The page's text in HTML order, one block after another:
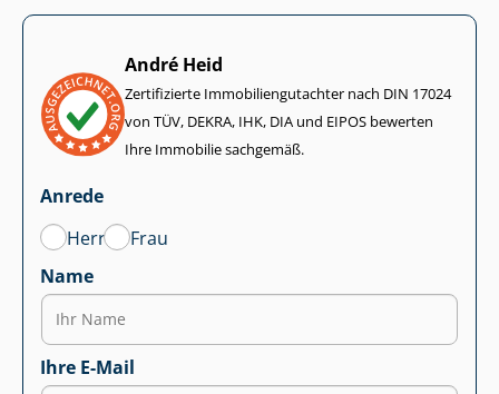
André Heid
Zertifizierte Im­mo­bi­li­en­gut­ach­ter nach DIN 17024
von TÜV, DEKRA, IHK, DIA und EIPOS bewerten
Ihre Immobilie sachgemäß.
Anrede
Herr
Frau
Name
Ihre E-Mail